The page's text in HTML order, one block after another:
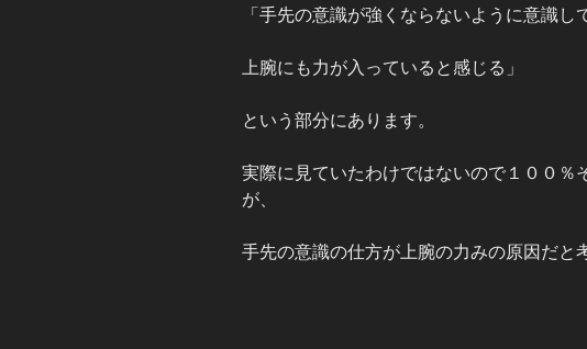
「手先の意識が強くならないように意識し
上腕にも力が入っていると感じる」
という部分にあります。
実際に見ていたわけではないので１００％
が、
手先の意識の仕方が上腕の力みの原因だと